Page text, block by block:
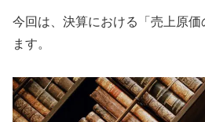
今回は、決算における「売上原
ます。